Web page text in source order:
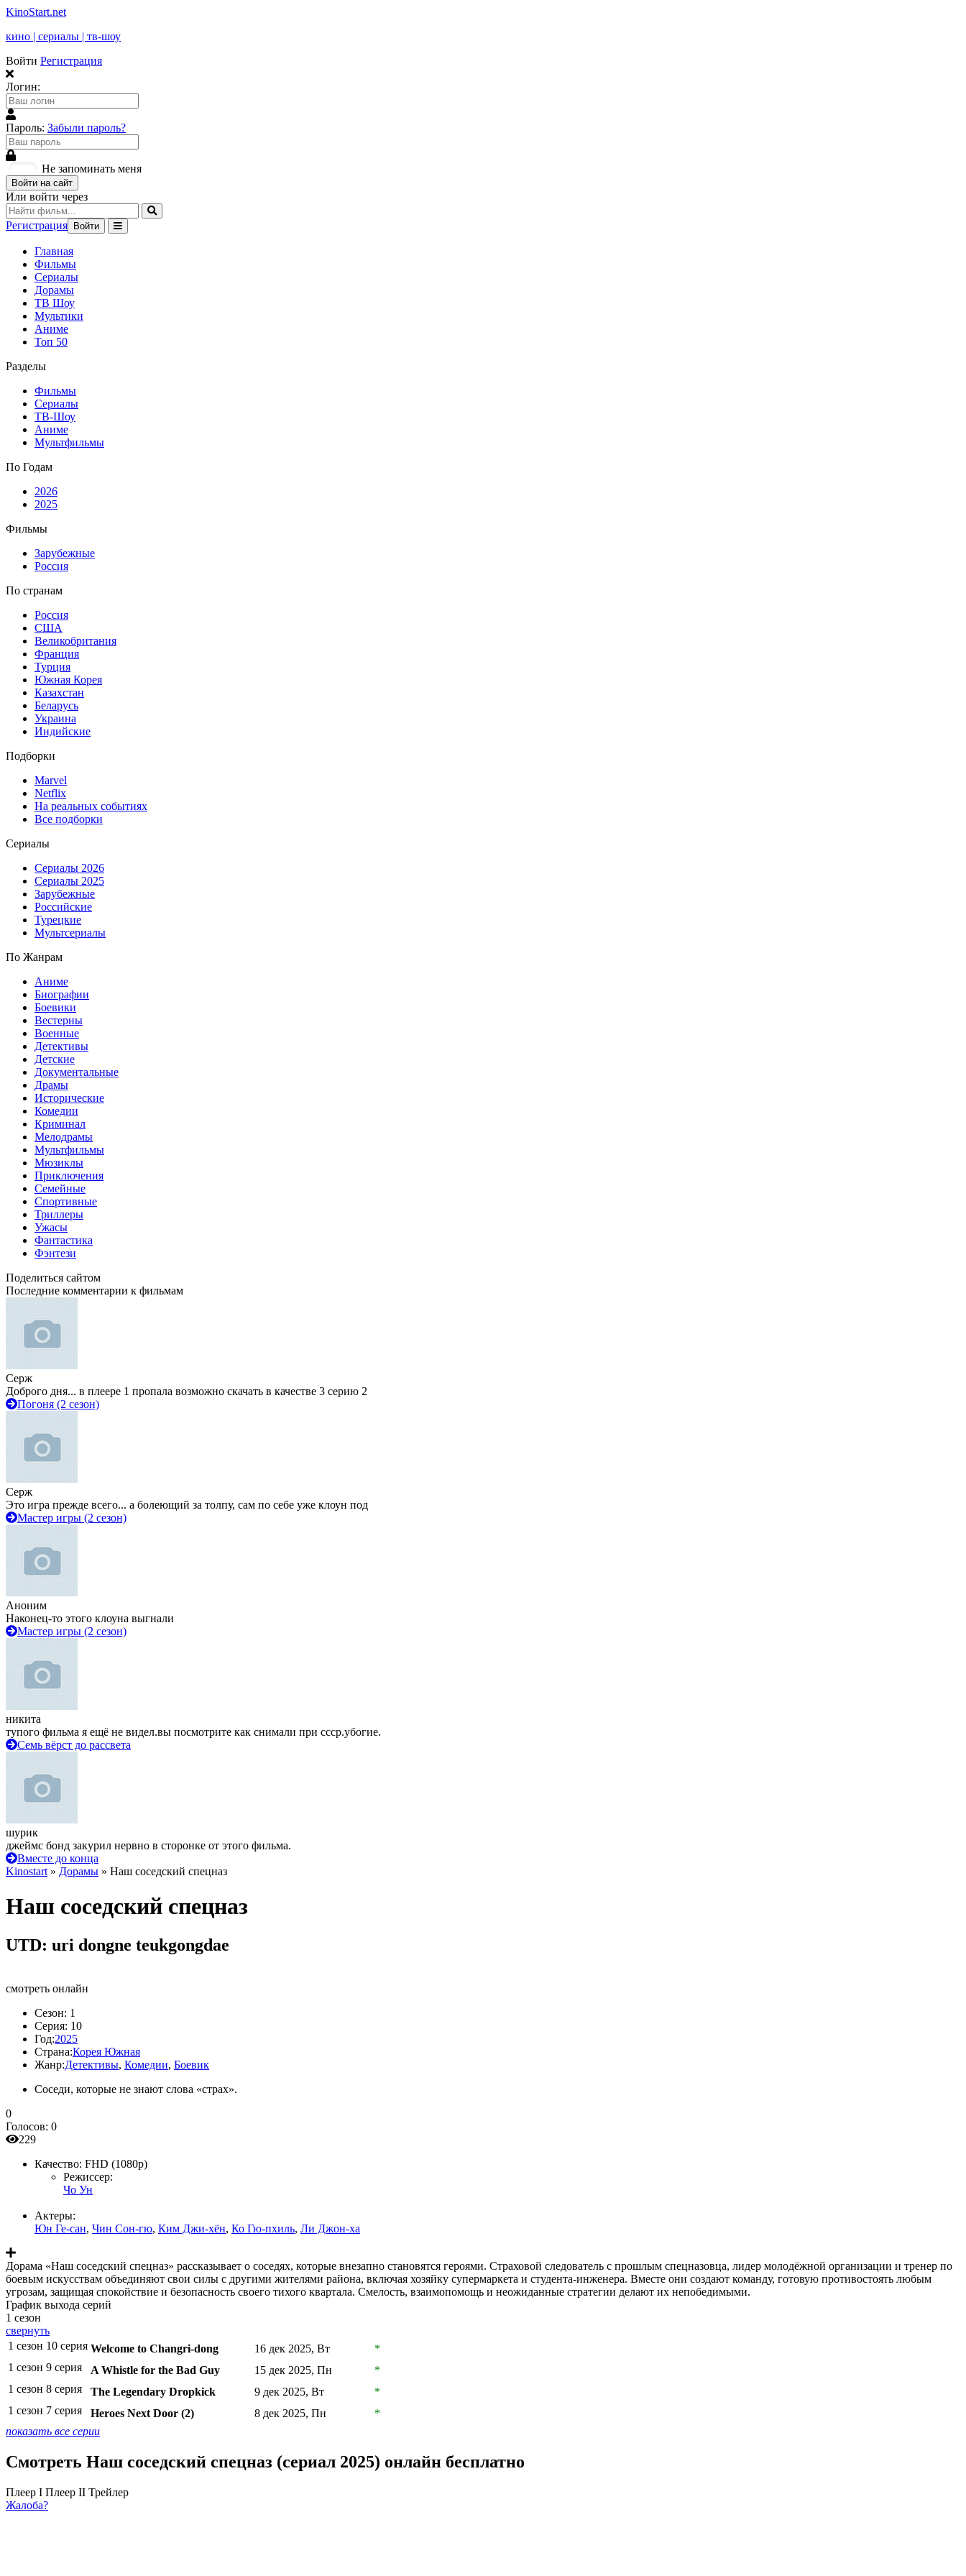
KinoStart.net
кино | сериалы | тв-шоу
Войти Регистрация
Логин:
Пароль: Забыли пароль?
Не запоминать меня
Войти на сайт
Или войти через
Регистрация Войти
Главная
Фильмы
Сериалы
Дорамы
ТВ Шоу
Мультики
Аниме
Топ 50
Разделы
Фильмы
Сериалы
ТВ-Шоу
Аниме
Мультфильмы
По Годам
2026
2025
Фильмы
Зарубежные
Россия
По странам
Россия
США
Великобритания
Франция
Турция
Южная Корея
Казахстан
Беларусь
Украина
Индийские
Подборки
Marvel
Netflix
На реальных событиях
Все подборки
Сериалы
Сериалы 2026
Сериалы 2025
Зарубежные
Российские
Турецкие
Мультсериалы
По Жанрам
Аниме
Биографии
Боевики
Вестерны
Военные
Детективы
Детские
Документальные
Драмы
Исторические
Комедии
Криминал
Мелодрамы
Мультфильмы
Мюзиклы
Приключения
Семейные
Спортивные
Триллеры
Ужасы
Фантастика
Фэнтези
Поделиться сайтом
Последние комментарии к фильмам
Серж
Доброго дня... в плеере 1 пропала возможно скачать в качестве 3 серию 2
Погоня (2 сезон)
Серж
Это игра прежде всего... а болеющий за толпу, сам по себе уже клоун под
Мастер игры (2 сезон)
Аноним
Наконец-то этого клоуна выгнали
Мастер игры (2 сезон)
никита
тупого фильма я ещё не видел.вы посмотрите как снимали при ссср.убогие.
Семь вёрст до рассвета
шурик
джеймс бонд закурил нервно в сторонке от этого фильма.
Вместе до конца
Kinostart » Дорамы » Наш соседский спецназ
Наш соседский спецназ
UTD: uri dongne teukgongdae
смотреть онлайн
Сезон: 1
Серия: 10
Год:2025
Страна:Корея Южная
Жанр:Детективы, Комедии, Боевик
Соседи, которые не знают слова «страх».
0
Голосов: 0
229
Качество: FHD (1080p)
Режиссер:
Чо Ун
Актеры:
Юн Ге-сан, Чин Сон-гю, Ким Джи-хён, Ко Гю-пхиль, Ли Джон-ха
Дорама «Наш соседский спецназ» рассказывает о соседях, которые внезапно становятся героями. Страховой следователь с прошлым спецназовца, лидер молодёжной организации и тренер по
боевым искусствам объединяют свои силы с другими жителями района, включая хозяйку супермаркета и студента-инженера. Вместе они создают команду, готовую противостоять любым
угрозам, защищая спокойствие и безопасность своего тихого квартала. Смелость, взаимопомощь и неожиданные стратегии делают их непобедимыми.
График выхода серий
1 сезон
свернуть
1 сезон 10 серия Welcome to Changri-dong 16 дек 2025, Вт
*
1 сезон 9 серия
A Whistle for the Bad Guy 15 дек 2025, Пн
*
1 сезон 8 серия
The Legendary Dropkick 9 дек 2025, Вт
*
1 сезон 7 серия
Heroes Next Door (2) 8 дек 2025, Пн
*
показать все серии
Смотреть Наш соседский спецназ (сериал 2025) онлайн бесплатно
Плеер I Плеер II Трейлер
Жалоба?